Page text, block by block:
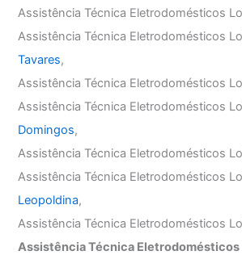
Assistência Técnica Eletrodomésticos
Assistência Técnica Eletrodomésticos
Tavares,
Assistência Técnica Eletrodomésticos
Assistência Técnica Eletrodomésticos
Domingos,
Assistência Técnica Eletrodomésticos
Assistência Técnica Eletrodomésticos
Leopoldina,
Assistência Técnica Eletrodomésticos
Assistência Técnica Eletrodomésticos